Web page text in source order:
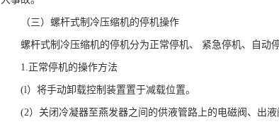
（三）螺杆式制冷压缩机的停机操作
螺杆式制冷压缩机的停机分为正常停机、 紧急停机、自动
1. 正常停机的操作方法
(l）将手动卸载控制装置置于减载位置。
(2）关闭冷凝器至燕发器之间的供液管路上的电磁阀、出液